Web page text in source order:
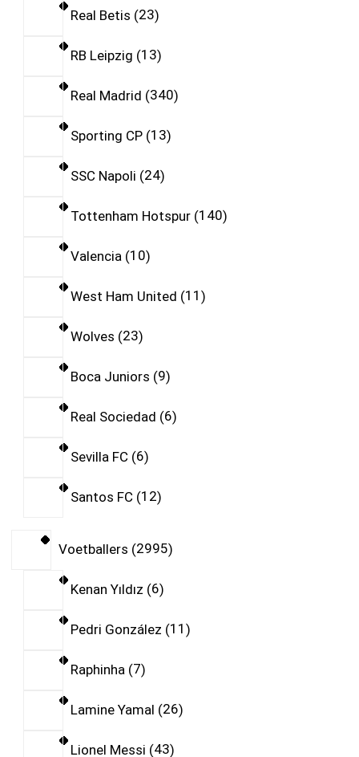
Real Betis 23
RB Leipzig 13
Real Madrid 340
Sporting CP 13
SSC Napoli 24
Tottenham Hotspur 140
Valencia 10
West Ham United 11
Wolves 23
Boca Juniors 9
Real Sociedad 6
Sevilla FC 6
Santos FC 12
Voetballers 2995
Kenan Yıldız 6
Pedri González 11
Raphinha 7
Lamine Yamal 26
Lionel Messi 43